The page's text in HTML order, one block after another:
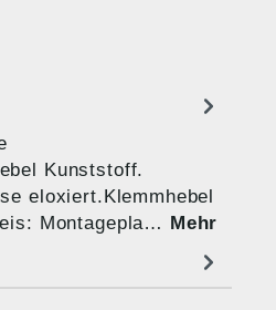
Kunststoff.
eloxiert.Klemmhebel
Montagepla… Mehr